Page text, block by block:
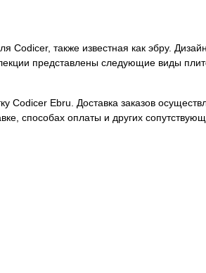
Codicer, также известная как эбру.
представлены следующие виды
Codicer Ebru. Доставка заказов
способах оплаты и других